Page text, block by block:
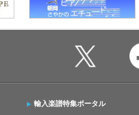
輸入楽譜特集ポータル